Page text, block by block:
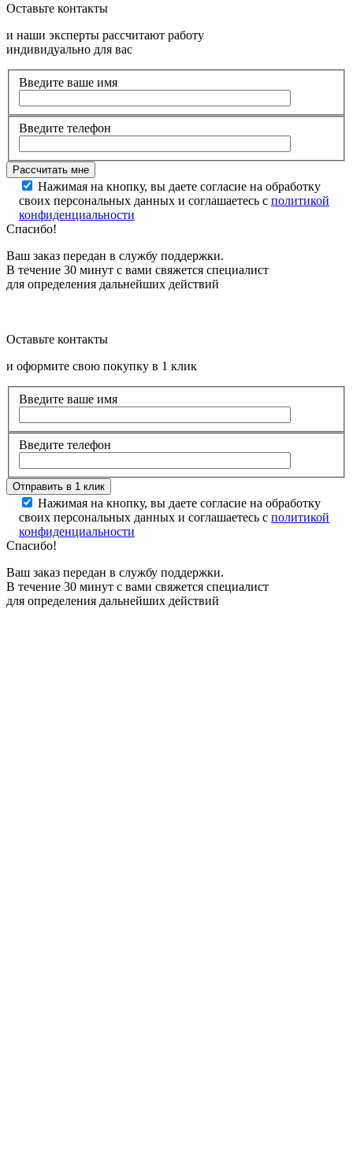
Оставьте контакты
и наши эксперты рассчитают работу
индивидуально для вас
Введите ваше имя
Введите телефон
Нажимая на кнопку, вы даете согласие на обработку
своих персональных данных и соглашаетесь с политикой
конфиденциальности
Спасибо!
Ваш заказ передан в службу поддержки.
В течение 30 минут с вами свяжется специалист
для определения дальнейших действий
Оставьте контакты
и оформите свою покупку в 1 клик
Введите ваше имя
Введите телефон
Нажимая на кнопку, вы даете согласие на обработку
своих персональных данных и соглашаетесь с политикой
конфиденциальности
Спасибо!
Ваш заказ передан в службу поддержки.
В течение 30 минут с вами свяжется специалист
для определения дальнейших действий